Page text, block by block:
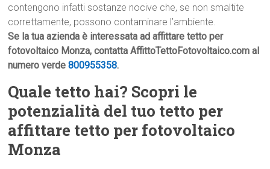
contengono infatti sostanze nocive che, se non smaltite
correttamente, possono contaminare l’ambiente.
Se la tua azienda è interessata ad affittare tetto per
fotovoltaico Monza, contatta AffittoTettoFotovoltaico.com al
numero verde800955358.
Quale tetto hai? Scopri le
potenzialità del tuo tetto per
affittare tetto per fotovoltaico
Monza